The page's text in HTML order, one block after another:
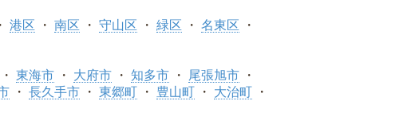
港区 南区 守山区 緑区
名東区
東海市 大府市 知多市
尾張旭市
長久手市 東郷町 豊山町
大治町